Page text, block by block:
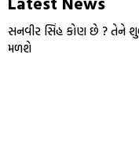
સનવીર સિંહ કોણ છે ? તેને
મળશે